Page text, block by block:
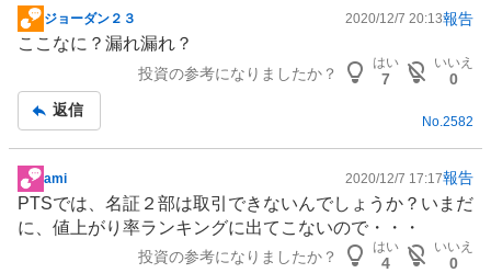
掲
示
事
ジョーダン２３ 2020/12/7 20:13報告
ここなに？漏れ漏れ？
投資の参考になりましたか？
はい
7
いいえ
0
返信
No. 2582
掲
示
板
ami 2020/12/7 17:17報告
PTSでは、名証２部は取引できないんでしょうか？いまだ
に、値上がり率ランキングに出てこないので・・・
投資の参考になりましたか？
はい
4
いいえ
0